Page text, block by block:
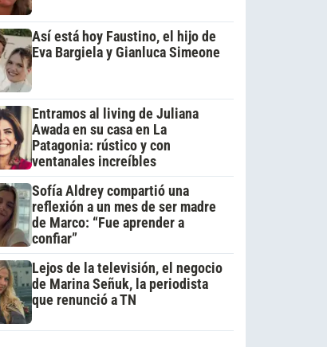
Así está hoy Faustino, el hijo de
Eva Bargiela y Gianluca Simeone
Entramos al living de Juliana
Awada en su casa en La
Patagonia: rústico y con
ventanales increíbles
Sofía Aldrey compartió una
reflexión a un mes de ser madre
de Marco: “Fue aprender a
confiar”
Lejos de la televisión, el negocio
de Marina Señuk, la periodista
que renunció a TN